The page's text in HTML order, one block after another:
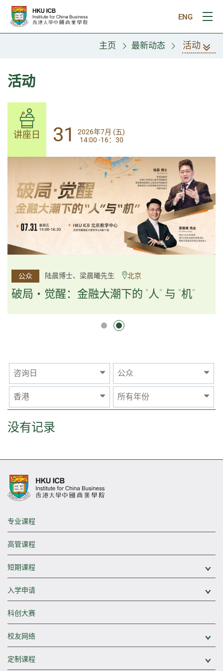
跳往主要内容
ENG
打
主页 最新动态 活动
活动
讲座日 31
2026年7月 (五)
14:00-17:30
公众 杨文斌先生、邱良弼先生 广州
逻辑×算法：重塑资产配置内核
逻辑×算法：重塑资产配置内核
讲座日 31
2026年7月 (五)
14:00 -16：30
公众 陆晨博士、梁晨曦先生 北京
破局・觉醒：金融大潮下的 "人" 与 "机"
咨询日 公众
香港 所有年份
没有记录
专业课程
高管课程
短期课程
入学申请
科创大赛
校友网络
定制课程